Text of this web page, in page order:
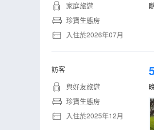
家庭旅遊
珍寶生態房
入住於2026年07月
訪客
與好友旅遊
珍寶生態房
入住於2025年12月